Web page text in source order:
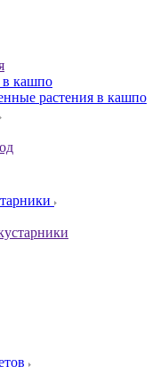
в кашпо
растения в кашпо